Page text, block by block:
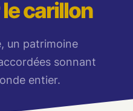
carillon
un patrimoine
sonnant
entier.